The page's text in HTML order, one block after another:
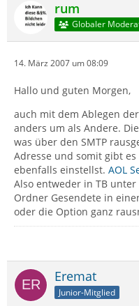
rum
Globaler
14. März 2007 um 08:09
Hallo und guten Morgen,
auch mit dem Ablegen
anders um als Andere.
was über den SMTP
Adresse und somit gibt
ebenfalls einstellst. AOL
Also entweder in TB
Ordner Gesendete in
oder die Option ganz
Eremat
Junior-Mitglied